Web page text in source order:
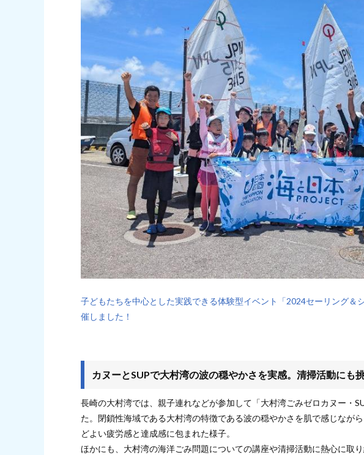
子どもたちを中心とした実践できる体験型イベント「2024セーリング＆
催しました！
カヌーとSUPで大村湾の波の穏やかさを実感。清掃活動にも
長崎の大村湾では、親子連れなどが参加して「大村湾ごみゼロカヌー・
た。閉鎖性海域である大村湾の特徴である波の穏やかさを肌で感じなが
どよい疲労感と達成感に包まれた様子。
ほかにも、大村湾の海洋ごみ問題についての講座や清掃活動に熱心に取